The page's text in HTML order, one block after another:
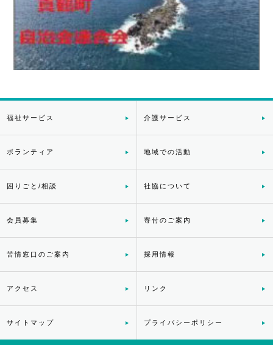
福祉サービス 介護サービス
ボランティア 地域での活動
困りごと/相談 社協について
会員募集 寄付のご案内
苦情窓口のご案内 採用情報
アクセス リンク
サイトマップ プライバシーポリシー